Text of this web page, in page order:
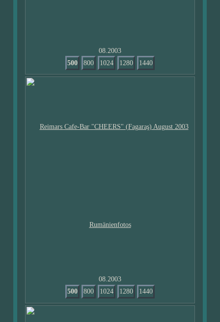
08.2003
500
800 1024 1280 1440
08.2003
500
800 1024 1280 1440